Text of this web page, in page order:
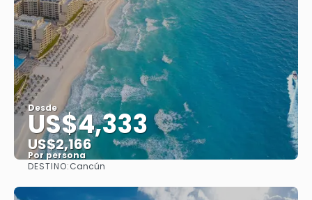
Desde
US$4,333
US$2,166
Por persona
DESTINO:Cancún